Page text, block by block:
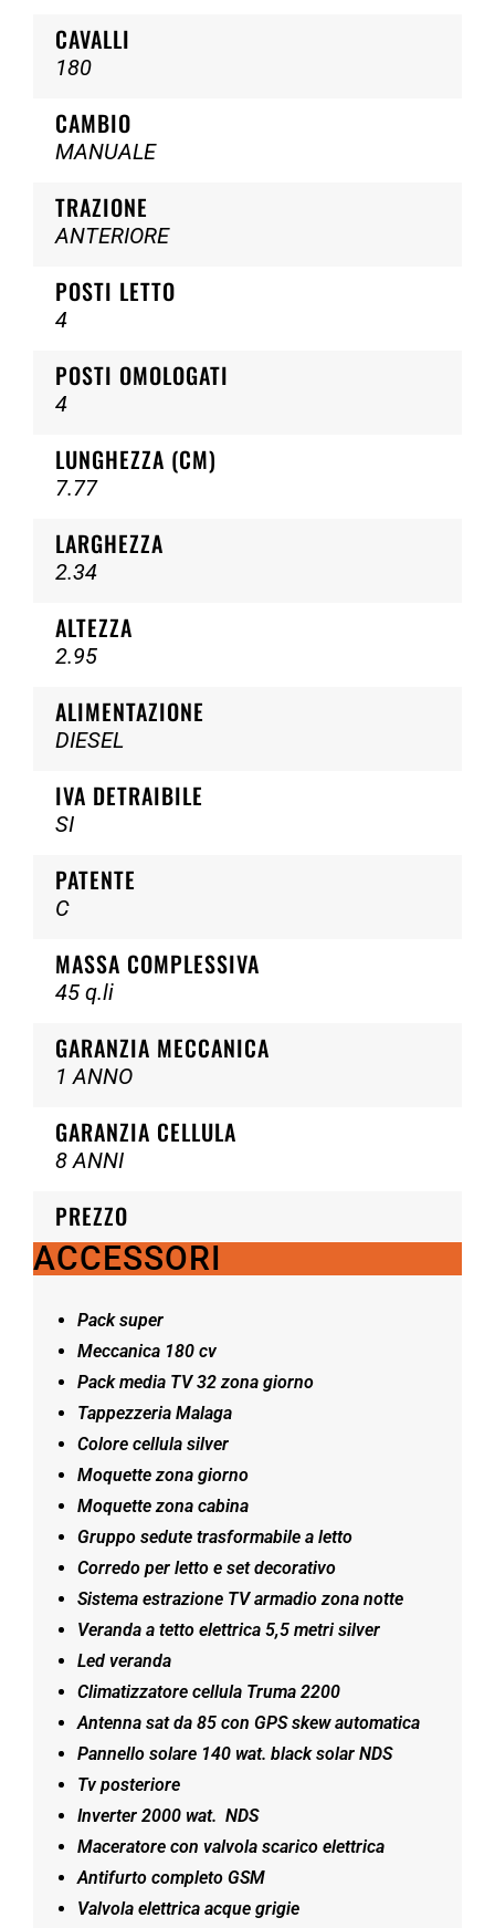
CAVALLI
180
CAMBIO
MANUALE
TRAZIONE
ANTERIORE
POSTI LETTO
4
POSTI OMOLOGATI
4
LUNGHEZZA (CM)
7.77
LARGHEZZA
2.34
ALTEZZA
2.95
ALIMENTAZIONE
DIESEL
IVA DETRAIBILE
SI
PATENTE
C
MASSA COMPLESSIVA
45 q.li
GARANZIA MECCANICA
1 ANNO
GARANZIA CELLULA
8 ANNI
PREZZO
ACCESSORI
Pack super
Meccanica 180 cv
Pack media TV 32 zona giorno
Tappezzeria Malaga
Colore cellula silver
Moquette zona giorno
Moquette zona cabina
Gruppo sedute trasformabile a letto
Corredo per letto e set decorativo
Sistema estrazione TV armadio zona notte
Veranda a tetto elettrica 5,5 metri silver
Led veranda
Climatizzatore cellula Truma 2200
Antenna sat da 85 con GPS skew automatica
Pannello solare 140 wat. black solar NDS
Tv posteriore
Inverter 2000 wat. NDS
Maceratore con valvola scarico elettrica
Antifurto completo GSM
Valvola elettrica acque grigie